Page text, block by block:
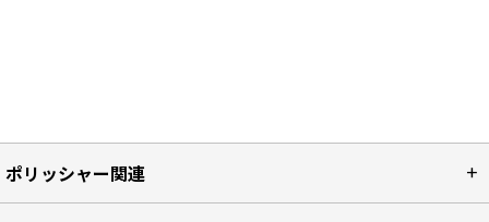
ポリッシャー関連